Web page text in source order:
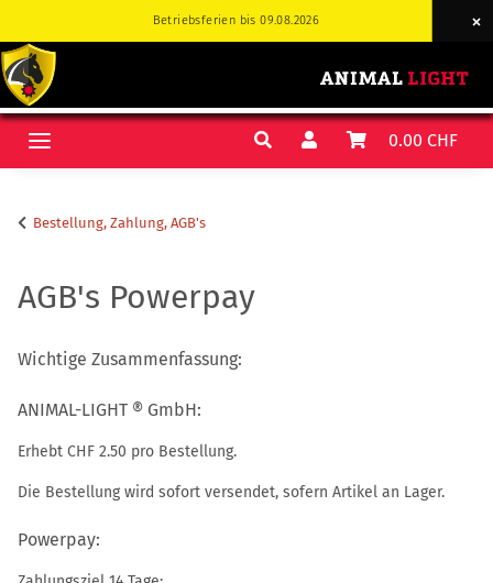
Betriebsferien bis 09.08.2026
Betriebsferien bis 09.08.2026
0.00 CHF
Bestellung, Zahlung, AGB's
AGB's Powerpay
Wichtige Zusammenfassung:
ANIMAL-LIGHT ® GmbH:
Erhebt CHF 2.50 pro Bestellung.
Die Bestellung wird sofort versendet, sofern Artikel an Lager.
Powerpay: